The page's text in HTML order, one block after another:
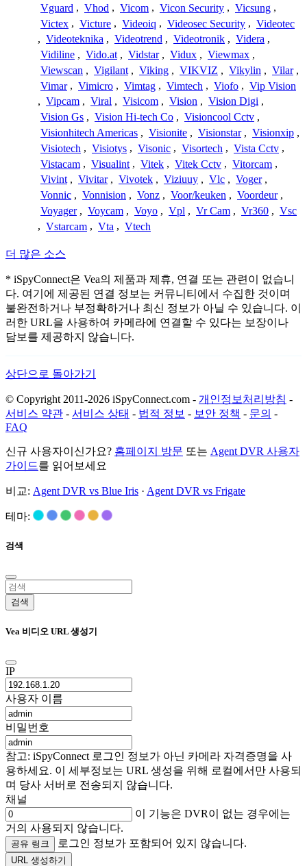
Vguard , Vhod , Vicom , Vicon Security , Vicsung ,
Victex , Victure , Videoiq , Videosec Security , Videotec
, Videoteknika , Videotrend , Videotronik , Videra ,
Vidiline , Vido.at , Vidstar , Vidux , Viewmax ,
Viewscan , Vigilant , Viking , VIKVIZ , Vikylin , Vilar ,
Vimar , Vimicro , Vimtag , Vimtech , Viofo , Vip Vision
, Vipcam , Viral , Visicom , Vision , Vision Digi ,
Vision Gs , Vision Hi-tech Co , Visioncool Cctv ,
Visionhitech Americas , Visionite , Visionstar , Visionxip ,
Visiotech , Visiotys , Visonic , Visortech , Vista Cctv ,
Vistacam , Visualint , Vitek , Vitek Cctv , Vitorcam ,
Vivint , Vivitar , Vivotek , Viziuuy , Vlc , Voger ,
Vonnic , Vonnision , Vonz , Voor/keuken , Voordeur ,
Voyager , Voycam , Voyo , Vpl , Vr Cam , Vr360 , Vsc
, Vstarcam , Vta , Vtech
더 많은 소스
* iSpyConnect은 Vea의 제품과 제휴, 연결 또는 관련이 없습니
다. 여기에 제공된 연결 정보는 커뮤니티에서 수집한 것이며
불완전하거나 부정확하거나 최신 정보가 아닐 수 있습니다. 이
러한 URL을 사용하여 카메라에 연결할 수 있다는 보장이나
담보를 제공하지 않습니다.
상단으로 돌아가기
© Copyright 2011-2026 iSpyConnect.com - 개인정보처리방침 -
서비스 약관 - 서비스 상태 - 법적 정보 - 보안 정책 - 문의 -
FAQ
신규 사용자이신가요? 홈페이지 방문 또는 Agent DVR 사용자
가이드를 읽어보세요
비교: Agent DVR vs Blue Iris · Agent DVR vs Frigate
테마:
검색
검색
Vea 비디오 URL 생성기
IP
사용자 이름
비밀번호
참고: iSpyConnect 로그인 정보가 아닌 카메라 자격증명을 사
용하세요. 이 세부정보는 URL 생성을 위해 로컬에서만 사용되
며 당사 서버로 전송되지 않습니다.
채널
이 기능은 DVR이 없는 경우에는
거의 사용되지 않습니다.
공유 링크 로그인 정보가 포함되어 있지 않습니다.
URL 생성하기